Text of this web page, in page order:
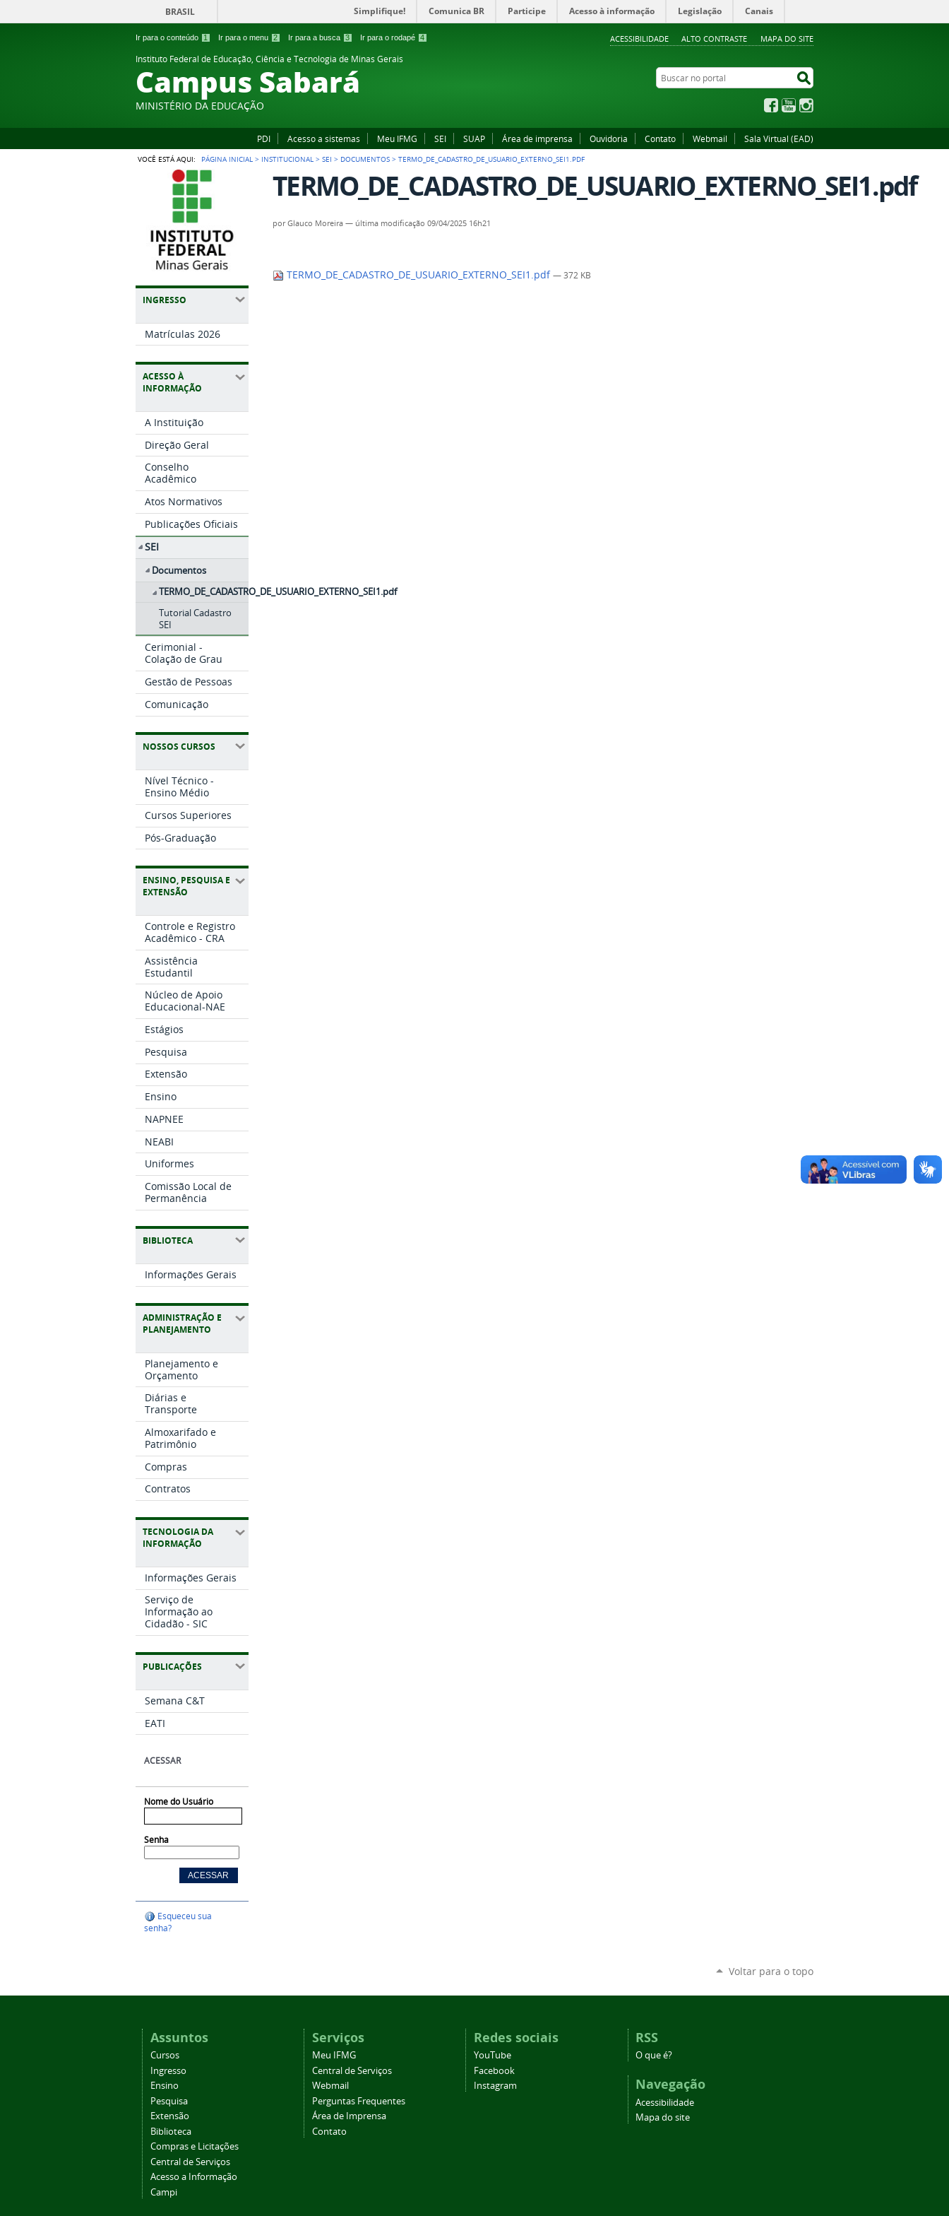
Ir para o conteúdo 1 Ir para o menu 2 Ir para a busca 3 Ir para o rodapé 4 ACESSIBILIDADE ALTO CONTRASTE MAPA DO SITE
BRASIL Simplifique! Comunica BR Participe Acesso à informação Legislação Canais
Instituto Federal de Educação, Ciência e Tecnologia de Minas Gerais
Campus Sabará
MINISTÉRIO DA EDUCAÇÃO
Buscar no portal
FacebookYouTube
PDI Acesso a sistemas Meu IFMG SEI SUAP Área de imprensa Ouvidoria Contato Webmail Sala Virtual (EAD)
VOCÊ ESTÁ AQUI: PÁGINA INICIAL > INSTITUCIONAL >SEI > DOCUMENTOS >TERMO_DE_CADASTRO_DE_USUARIO_EXTERNO_SEI1.PDF
INGRESSO
Matrículas 2026
ACESSO À
INFORMAÇÃO
A Instituição
Direção Geral
Conselho
Acadêmico
Atos Normativos
Publicações Oficiais
SEI
Documentos
TERMO_DE_CADASTRO_DE_USUARIO_EXTERNO_SEI1.pdf
Tutorial Cadastro
SEI
Cerimonial -
Colação de Grau
Gestão de Pessoas
Comunicação
NOSSOS CURSOS
Nível Técnico -
Ensino Médio
Cursos Superiores
Pós-Graduação
ENSINO, PESQUISA E
EXTENSÃO
Controle e Registro
Acadêmico - CRA
Assistência
Estudantil
Núcleo de Apoio
Educacional-NAE
Estágios
Pesquisa
Extensão
Ensino
NAPNEE
NEABI
Uniformes
Comissão Local de
Permanência
BIBLIOTECA
Informações Gerais
ADMINISTRAÇÃO E
PLANEJAMENTO
Planejamento e
Orçamento
Diárias e
Transporte
Almoxarifado e
Patrimônio
Compras
Contratos
TECNOLOGIA DA
INFORMAÇÃO
Informações Gerais
Serviço de
Informação ao
Cidadão - SIC
PUBLICAÇÕES
Semana C&T
EATI
ACESSAR
Nome do Usuário
Senha
Esqueceu sua
senha?
TERMO_DE_CADASTRO_DE_USUARIO_EXTERNO_SEI1.pdf
porGlauco Moreira — última modificação 09/04/2025 16h21
TERMO_DE_CADASTRO_DE_USUARIO_EXTERNO_SEI1.pdf— 372 KB
Voltar para o topo
Assuntos
Cursos
Ingresso
Ensino
Pesquisa
Extensão
Biblioteca
Compras e Licitações
Central de Serviços
Acesso a Informação
Campi
Serviços
Meu IFMG
Central de Serviços
Webmail
Perguntas Frequentes
Área de Imprensa
Contato
Redes sociais
YouTube
Facebook
Instagram
RSS
O que é?
Navegação
Acessibilidade
Mapa do site